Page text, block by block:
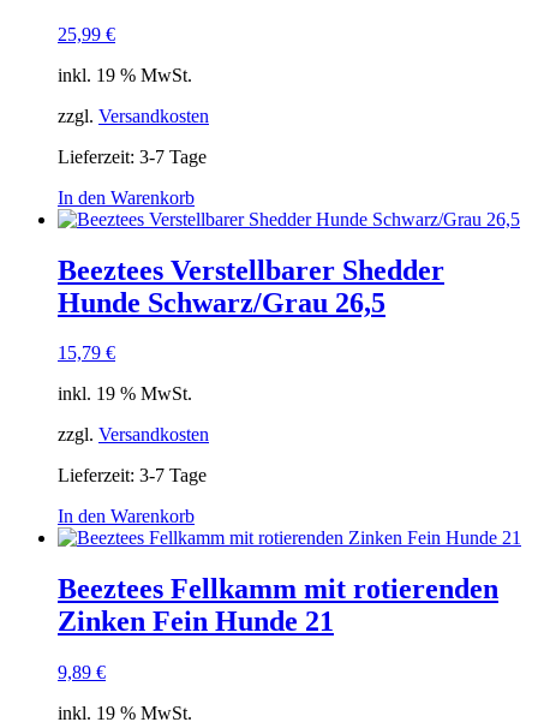
25,99 €
inkl. 19 % MwSt.
zzgl. Versandkosten
Lieferzeit: 3-7 Tage
In den Warenkorb
Beeztees Verstellbarer Shedder
Hunde Schwarz/Grau 26,5
15,79 €
inkl. 19 % MwSt.
zzgl. Versandkosten
Lieferzeit: 3-7 Tage
In den Warenkorb
Beeztees Fellkamm mit rotierenden
Zinken Fein Hunde 21
9,89 €
inkl. 19 % MwSt.